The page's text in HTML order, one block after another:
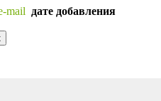
mail дате добавления